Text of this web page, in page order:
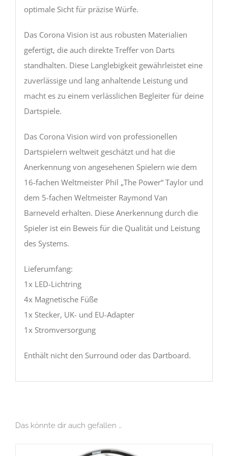
optimale Sicht für präzise Würfe.
Das Corona Vision ist aus robusten Materialien
gefertigt, die auch direkte Treffer von Darts
standhalten. Diese Langlebigkeit gewährleistet eine
zuverlässige und lang anhaltende Leistung und
macht es zu einem verlässlichen Begleiter für deine
Dartspiele.
Das Corona Vision wird von professionellen
Dartspielern weltweit geschätzt und hat die
Anerkennung von angesehenen Spielern wie dem
16-fachen Weltmeister Phil „The Power“ Taylor und
dem 5-fachen Weltmeister Raymond Van
Barneveld erhalten. Diese Anerkennung durch die
Spieler ist ein Beweis für die Qualität und Leistung
des Systems.
Lieferumfang:
1x LED-Lichtring
4x Magnetische Füße
1x Stecker, UK- und EU-Adapter
1x Stromversorgung
Enthält nicht den Surround oder das Dartboard.
Das könnte dir auch gefallen …